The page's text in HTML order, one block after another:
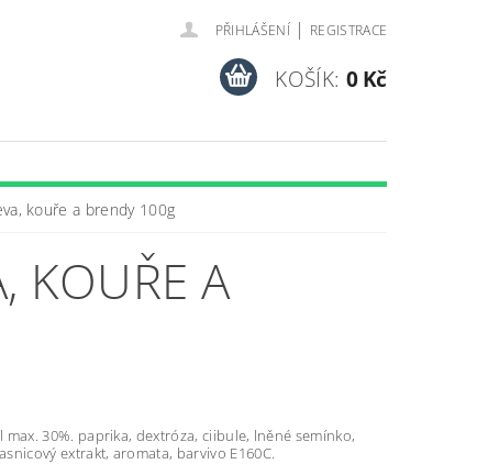
PŘIHLÁŠENÍ | REGISTRACE
KOŠÍK: 0 Kč
kouře a brendy 100g
KOUŘE A
max. 30%. paprika, dextróza, ciibule, lněné semínko,
extrakt, aromata, barvivo E160C.